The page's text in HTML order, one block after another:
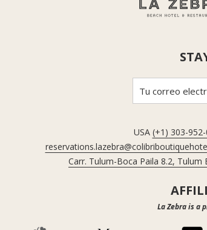
USA (+1) 303-
Carr. Tulum-Boca Paila 8.2,
La Zebra is a